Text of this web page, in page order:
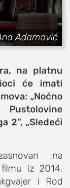
Adamović
na platnu
će imati
„Noćno
2”, „Sledeći
na
iz 2014.
i Rod